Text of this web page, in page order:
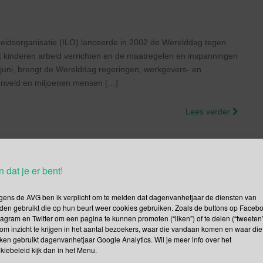
dat je er bent!
de AVG ben ik verplicht om te melden dat dagenvanhetjaar de diensten van
gebruikt die op hun beurt weer cookies gebruiken. Zoals de buttons op
en Twitter om een pagina te kunnen promoten (“liken”) of te delen
inzicht te krijgen in het aantal bezoekers, waar die vandaan komen en waar
gebruikt dagenvanhetjaar Google Analytics. Wil je meer info over het
kijk dan in het Menu.
(ILO) lanceerde in 2002 de Werelddag tegen
arbeid verrichten en de maatregelen en inspanningen
brengt de Werelddag regeringen, werkgevers- en
en miljoenen mensen […]
Lees verder
Dag | Open Dag
Beatles Fan Dag | VN
van het Kapitalisme |